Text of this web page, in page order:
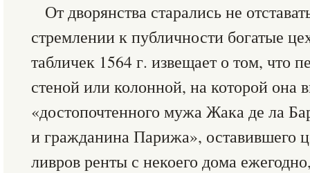
От дворянства старались не
стремлении к публичности богатые
табличек 1564 г. извещает о том, что
стеной или колонной, на которой она
«достопочтенного мужа Жака де ла
и гражданина Парижа», оставившего
ливров ренты с некоего дома